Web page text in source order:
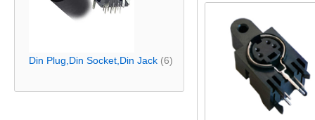
Din Plug,Din Socket,Din Jack (6)